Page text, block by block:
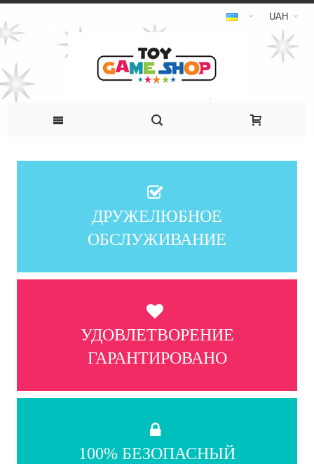
UAH
ДРУЖЕЛЮБНОЕ
ОБСЛУЖИВАНИЕ
УДОВЛЕТВОРЕНИЕ
ГАРАНТИРОВАНО
100% БЕЗОПАСНЫЙ